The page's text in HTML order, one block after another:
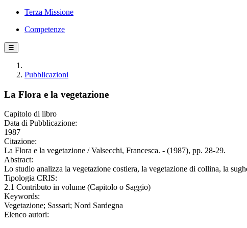
Terza Missione
Competenze
☰
Pubblicazioni
La Flora e la vegetazione
Capitolo di libro
Data di Pubblicazione:
1987
Citazione:
La Flora e la vegetazione / Valsecchi, Francesca. - (1987), pp. 28-29.
Abstract:
Lo studio analizza la vegetazione costiera, la vegetazione di collina, la
Tipologia CRIS:
2.1 Contributo in volume (Capitolo o Saggio)
Keywords:
Vegetazione; Sassari; Nord Sardegna
Elenco autori: